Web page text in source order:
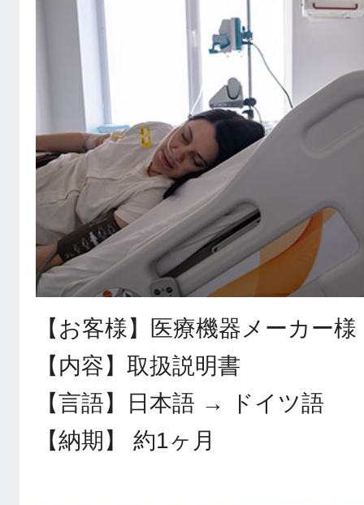
【お客様】医療機器メーカー様
【内容】取扱説明書
【言語】日本語 → ドイツ語
【納期】 約1ヶ月